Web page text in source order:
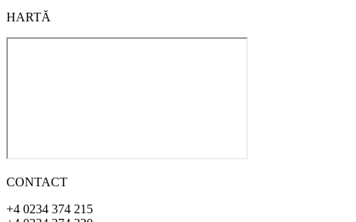
HARTĂ
CONTACT
+4 0234 374 215